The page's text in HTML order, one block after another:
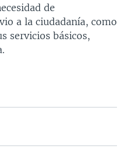
de
a la ciudadanía, como
servicios básicos,